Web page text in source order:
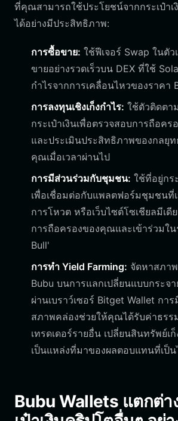
ที่คุณสามารถใช้ประโยชน์จากกระเป๋า
ได้อย่างมีประสิทธิภาพ:
การซื้อขาย: ใช้ฟีเจอร์ Swap ในตั
ขายอย่างรวดเร็วบน DEX ที่ใช้
กำไรจากการเคลื่อนไหวของราคา
การลงทุนเชิงเก็งกำไร: ใช้ตัวติดตา
กระเป๋าเงินเพื่อตรวจสอบการถือค
และประเมินประสิทธิภาพของกลยุ
คุณเมื่อเวลาผ่านไป
การมีส่วนร่วมกับชุมชน: ใช้ที่อยู่กร
เพื่อเชื่อมต่อกับแพลตฟอร์มชุมชนที่
การโหวต หรือเว็บไซต์โซเชียลมีเดี
การถือครองของคุณและเข้าร่วมใน
Bull'
การทำ Yield Farming: จัดหาสภา
Bubu บนการแลกเปลี่ยนแบบกระจ
ผ่านเบราว์เซอร์ Bitget Wallet กา
สภาพคล่องช่วยให้คุณได้รับค่าธรร
เทรดเดอร์รายอื่น เปลี่ยนสินทรัพย์เ
เป็นแหล่งที่มาของผลตอบแทนที่เป็น
Bubu Wallets แตกต่า